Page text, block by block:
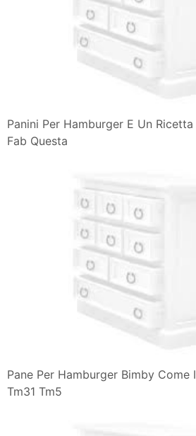
Panini Per Hamburger E Un
Fab Questa
Pane Per Hamburger Bimby Come
Tm31 Tm5